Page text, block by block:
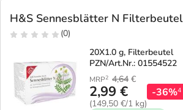
H&S Sennesblätter N Filterbeutel
(0)
20X1.0 g, Filterbeutel
PZN/Art.Nr.: 01554522
MRP2 4,64 €
2,99 €
(149,50 €/1 kg)
-36%4